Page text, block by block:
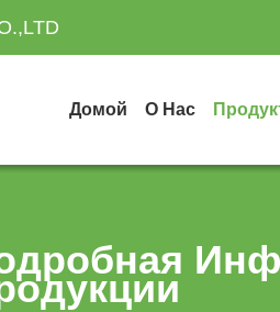
Домой О Нас